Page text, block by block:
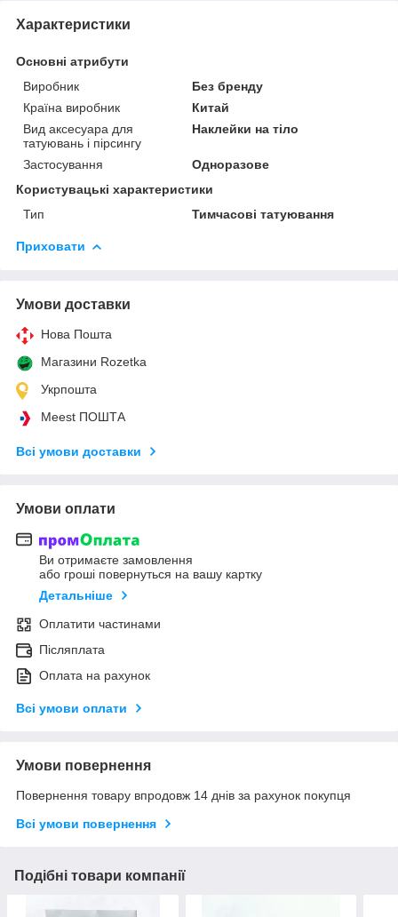
Характеристики
Основні атрибути
Виробник
Без бренду
Країна виробник
Китай
Вид аксесуара для
татуювань і пірсингу
Наклейки на тіло
Застосування
Одноразове
Користувацькі характеристики
Тип
Тимчасові татуювання
Приховати
Умови доставки
Нова Пошта
Магазини Rozetka
Укрпошта
Meest ПОШТА
Всі умови доставки
Умови оплати
Ви отримаєте замовлення
або гроші повернуться на вашу картку
Детальніше
Оплатити частинами
Післяплата
Оплата на рахунок
Всі умови оплати
Умови повернення
Повернення товару впродовж 14 днів за рахунок покупця
Всі умови повернення
Подібні товари компанії